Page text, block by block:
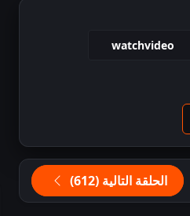
watchvideo
الحلقة التالية (612)